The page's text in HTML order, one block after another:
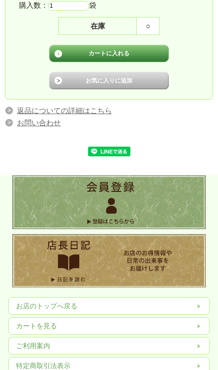
茶工房かはだの茶園・工場がある、三重県松阪市飯高町は香肌峡県立自然公園の
中にあります。豊かな土壌と温暖な気候、お茶栽培に最適な環境の下、茶葉の栽
培から仕上げ・火入れ・加工・包装の全ての工程を自社一貫生産体制で行ってい
“香る山肌”飯高香肌の豊かな自然
三重県松阪市飯高地方の櫛田川流域は
古くからお茶の栽培が盛んで、明治・
衛生管理の徹底した自社製茶工場
煎茶・深蒸し茶の品質は、摘んだばかりの茶葉の素早い加工と、何度も繰り返す
揉みによって決まります。茶工房かはだで販売しているお茶は、その全てを、衛
生管理の徹底した自社製茶工場で加工しております。あらゆる工程で要する職人
技を余すことなく発揮し、茶葉の品質を落とすことなく、自慢の香りを引き出し
購入数： 袋
在庫 ○
返品についての詳細はこちら
お問い合わせ
お店のトップへ戻る
カートを見る
ご利用案内
特定商取引法表示